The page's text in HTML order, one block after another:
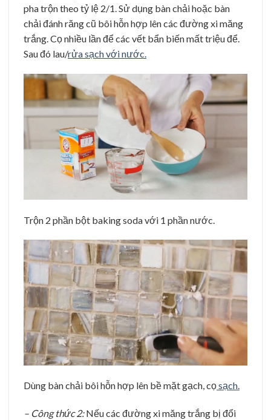
pha trộn theo tỷ lệ 2/1. Sử dụng bàn chải hoặc bàn
chải đánh răng cũ bôi hỗn hợp lên các đường xi măng
trắng. Cọ nhiều lần để các vết bẩn biến mất triệu để.
Sau đó lau/rửa sạch với nước.
Trộn 2 phần bột baking soda với 1 phần nước.
Dùng bàn chải bôi hỗn hợp lên bề mặt gạch, cọsạch.
– Công thức 2:Nếu các đường xi măng trắng bị đổi